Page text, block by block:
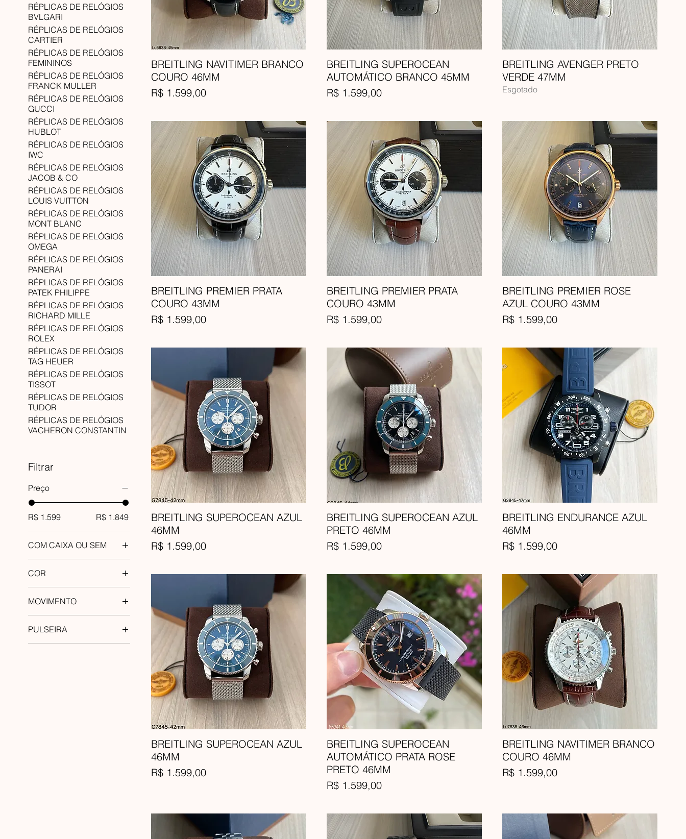
RÉPLICAS DE RELÓGIOS
BVLGARI
RÉPLICAS DE RELÓGIOS
CARTIER
RÉPLICAS DE RELÓGIOS
FEMININOS
RÉPLICAS DE RELÓGIOS
FRANCK MULLER
RÉPLICAS DE RELÓGIOS
GUCCI
RÉPLICAS DE RELÓGIOS
HUBLOT
RÉPLICAS DE RELÓGIOS
IWC
RÉPLICAS DE RELÓGIOS
JACOB & CO
RÉPLICAS DE RELÓGIOS
LOUIS VUITTON
RÉPLICAS DE RELÓGIOS
MONT BLANC
RÉPLICAS DE RELÓGIOS
OMEGA
RÉPLICAS DE RELÓGIOS
PANERAI
RÉPLICAS DE RELÓGIOS
PATEK PHILIPPE
RÉPLICAS DE RELÓGIOS
RICHARD MILLE
RÉPLICAS DE RELÓGIOS
ROLEX
RÉPLICAS DE RELÓGIOS
TAG HEUER
RÉPLICAS DE RELÓGIOS
TISSOT
RÉPLICAS DE RELÓGIOS
TUDOR
RÉPLICAS DE RELÓGIOS
VACHERON CONSTANTIN
Filtrar
Preço
R$ 1.599 R$ 1.849
COM CAIXA OU SEM
Sem caixa
COR
Prata
MOVIMENTO
PULSEIRA
BREITLING NAVITIMER BRANCO
COURO 46MM
Preço
R$ 1.599,00
BREITLING SUPEROCEAN
AUTOMÁTICO BRANCO 45MM
Preço
R$ 1.599,00
BREITLING AVENGER PRETO
VERDE 47MM
Esgotado
BREITLING PREMIER PRATA
COURO 43MM
Preço
R$ 1.599,00
BREITLING PREMIER PRATA
COURO 43MM
Preço
R$ 1.599,00
BREITLING PREMIER ROSE
AZUL COURO 43MM
Preço
R$ 1.599,00
BREITLING SUPEROCEAN AZUL
46MM
Preço
R$ 1.599,00
BREITLING SUPEROCEAN AZUL
PRETO 46MM
Preço
R$ 1.599,00
BREITLING ENDURANCE AZUL
46MM
Preço
R$ 1.599,00
BREITLING SUPEROCEAN AZUL
46MM
Preço
R$ 1.599,00
BREITLING SUPEROCEAN
AUTOMÁTICO PRATA ROSE
PRETO 46MM
Preço
R$ 1.599,00
BREITLING NAVITIMER BRANCO
COURO 46MM
Preço
R$ 1.599,00